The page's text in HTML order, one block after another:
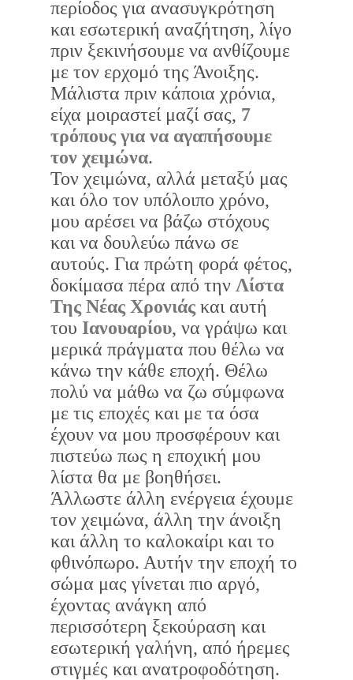
περίοδος για ανασυγκρότηση
και εσωτερική αναζήτηση, λίγο
πριν ξεκινήσουμε να ανθίζουμε
με τον ερχομό της Άνοιξης.
Μάλιστα πριν κάποια χρόνια,
είχα μοιραστεί μαζί σας, 7
τρόπους για να αγαπήσουμε
τον χειμώνα.
Τον χειμώνα, αλλά μεταξύ μας
και όλο τον υπόλοιπο χρόνο,
μου αρέσει να βάζω στόχους
και να δουλεύω πάνω σε
αυτούς. Για πρώτη φορά φέτος,
δοκίμασα πέρα από την Λίστα
Της Νέας Χρονιάς και αυτή
του Ιανουαρίου, να γράψω και
μερικά πράγματα που θέλω να
κάνω την κάθε εποχή. Θέλω
πολύ να μάθω να ζω σύμφωνα
με τις εποχές και με τα όσα
έχουν να μου προσφέρουν και
πιστεύω πως η εποχική μου
λίστα θα με βοηθήσει.
Άλλωστε άλλη ενέργεια έχουμε
τον χειμώνα, άλλη την άνοιξη
και άλλη το καλοκαίρι και το
φθινόπωρο. Αυτήν την εποχή το
σώμα μας γίνεται πιο αργό,
έχοντας ανάγκη από
περισσότερη ξεκούραση και
εσωτερική γαλήνη, από ήρεμες
στιγμές και ανατροφοδότηση.